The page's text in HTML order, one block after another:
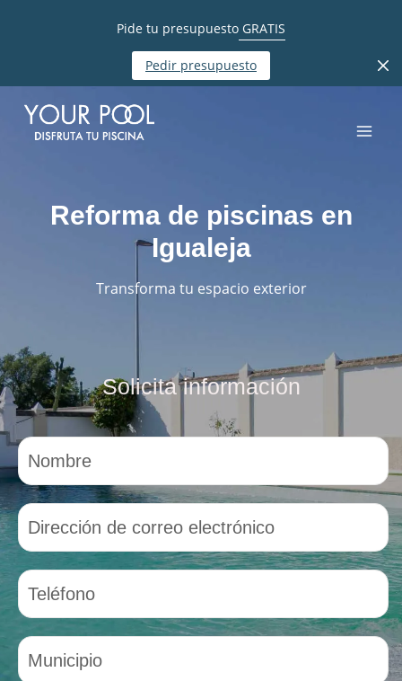
Pide tu presupuesto GRATIS
Pedir presupuesto
Reforma de piscinas en
Igualeja
Transforma tu espacio exterior
Solicita información